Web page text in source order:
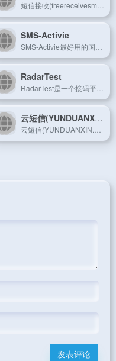
SMS-Activie
RadarTest
云短信(YUNDUANXIN.NET)
发表评论